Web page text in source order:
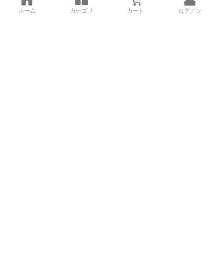
ホーム カテゴリ カート ログイン